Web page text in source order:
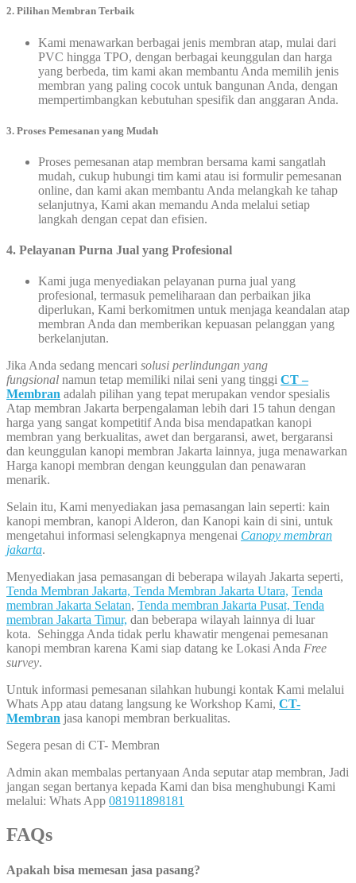
2. Pilihan Membran Terbaik
Kami menawarkan berbagai jenis membran atap, mulai dari
PVC hingga TPO, dengan berbagai keunggulan dan harga
yang berbeda, tim kami akan membantu Anda memilih jenis
membran yang paling cocok untuk bangunan Anda, dengan
mempertimbangkan kebutuhan spesifik dan anggaran Anda.
3. Proses Pemesanan yang Mudah
Proses pemesanan atap membran bersama kami sangatlah
mudah, cukup hubungi tim kami atau isi formulir pemesanan
online, dan kami akan membantu Anda melangkah ke tahap
selanjutnya, Kami akan memandu Anda melalui setiap
langkah dengan cepat dan efisien.
4. Pelayanan Purna Jual yang Profesional
Kami juga menyediakan pelayanan purna jual yang
profesional, termasuk pemeliharaan dan perbaikan jika
diperlukan, Kami berkomitmen untuk menjaga keandalan atap
membran Anda dan memberikan kepuasan pelanggan yang
berkelanjutan.
Jika Anda sedang mencari solusi perlindungan yang
fungsional namun tetap memiliki nilai seni yang tinggi CT –
Membran adalah pilihan yang tepat merupakan vendor spesialis
Atap membran Jakarta berpengalaman lebih dari 15 tahun dengan
harga yang sangat kompetitif Anda bisa mendapatkan kanopi
membran yang berkualitas, awet dan bergaransi, awet, bergaransi
dan keunggulan kanopi membran Jakarta lainnya, juga menawarkan
Harga kanopi membran dengan keunggulan dan penawaran
menarik.
Selain itu, Kami menyediakan jasa pemasangan lain seperti: kain
kanopi membran, kanopi Alderon, dan Kanopi kain di sini, untuk
mengetahui informasi selengkapnya mengenai Canopy membran
jakarta.
Menyediakan jasa pemasangan di beberapa wilayah Jakarta seperti,
Tenda Membran Jakarta, Tenda Membran Jakarta Utara, Tenda
membran Jakarta Selatan, Tenda membran Jakarta Pusat, Tenda
membran Jakarta Timur, dan beberapa wilayah lainnya di luar
kota. Sehingga Anda tidak perlu khawatir mengenai pemesanan
kanopi membran karena Kami siap datang ke Lokasi Anda Free
survey.
Untuk informasi pemesanan silahkan hubungi kontak Kami melalui
Whats App atau datang langsung ke Workshop Kami, CT-
Membran jasa kanopi membran berkualitas.
Segera pesan di CT- Membran
Admin akan membalas pertanyaan Anda seputar atap membran, Jadi
jangan segan bertanya kepada Kami dan bisa menghubungi Kami
melalui: Whats App 081911898181
FAQs
Apakah bisa memesan jasa pasang?